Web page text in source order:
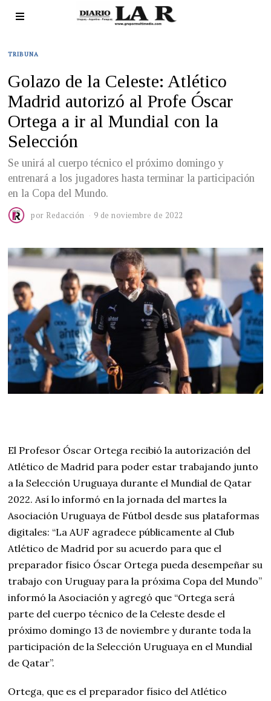
TRIBUNA
Golazo de la Celeste: Atlético
Madrid autorizó al Profe Óscar
Ortega a ir al Mundial con la
Selección
Se unirá al cuerpo técnico el próximo domingo y
entrenará a los jugadores hasta terminar la participación
en la Copa del Mundo.
por Redacción 9 de noviembre de 2022
El Profesor Óscar Ortega recibió la autorización del
Atlético de Madrid para poder estar trabajando junto
a la Selección Uruguaya durante el Mundial de Qatar
2022. Así lo informó en la jornada del martes la
Asociación Uruguaya de Fútbol desde sus plataformas
digitales: “La AUF agradece públicamente al Club
Atlético de Madrid por su acuerdo para que el
preparador físico Óscar Ortega pueda desempeñar su
trabajo con Uruguay para la próxima Copa del Mundo”
informó la Asociación y agregó que “Ortega será
parte del cuerpo técnico de la Celeste desde el
próximo domingo 13 de noviembre y durante toda la
participación de la Selección Uruguaya en el Mundial
de Qatar”.
Ortega, que es el preparador físico del Atlético